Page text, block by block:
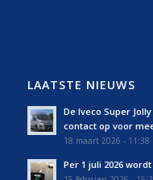
LAATSTE NIEUWS
De Iveco Super
contact op voor
18 maart 2026 - 11:38
Per 1 juli 2026